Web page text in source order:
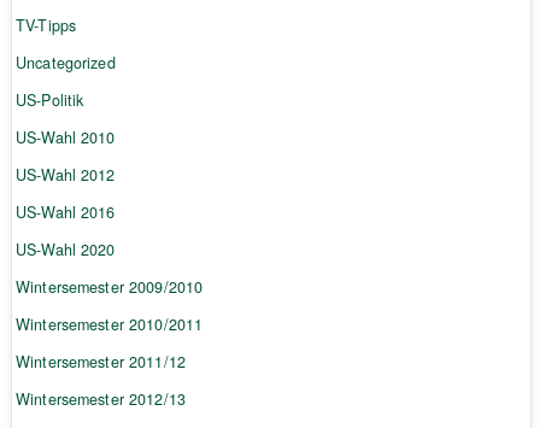
TV-Tipps
Uncategorized
US-Politik
US-Wahl 2010
US-Wahl 2012
US-Wahl 2016
US-Wahl 2020
Wintersemester 2009/2010
Wintersemester 2010/2011
Wintersemester 2011/12
Wintersemester 2012/13